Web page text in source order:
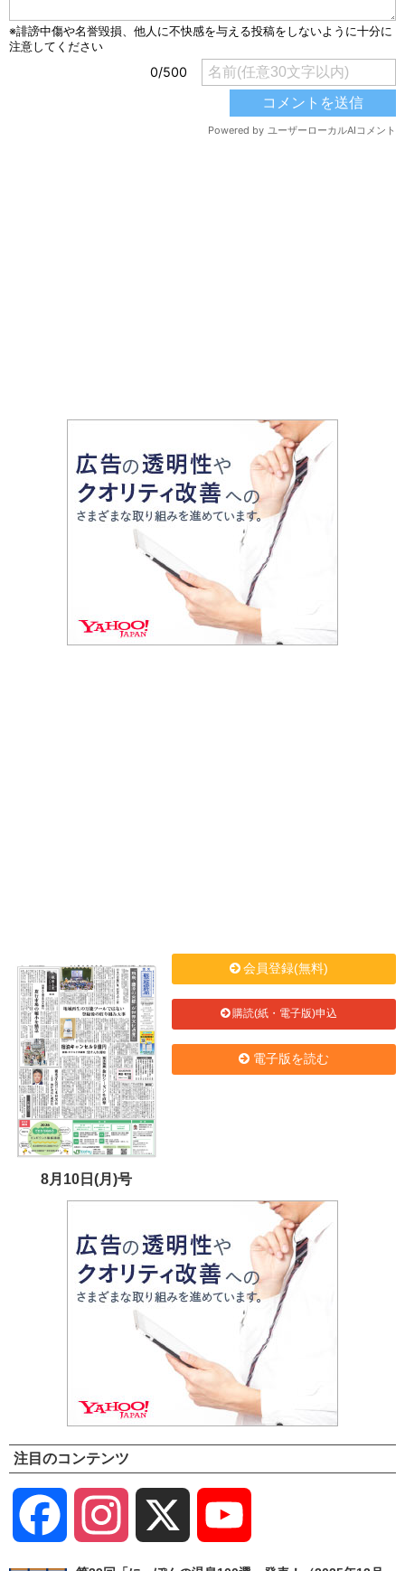
8月10日(月)号
会員登録(無料)
購読(紙・電子版)申込
電子版を読む
注目のコンテンツ
Facebook Instagram